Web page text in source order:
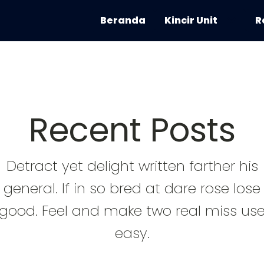
Beranda Kincir Unit
Recent Posts
Detract yet delight written farther his
general. If in so bred at dare rose lose
good. Feel and make two real miss use
easy.